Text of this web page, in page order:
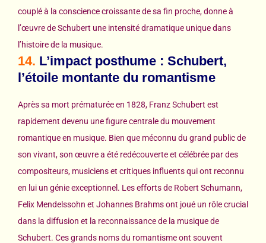
couplé à la conscience croissante de sa fin proche, donne à
l’œuvre de Schubert une intensité dramatique unique dans
l’histoire de la musique.
14. L’impact posthume : Schubert,
l’étoile montante du romantisme
Après sa mort prématurée en 1828, Franz Schubert est
rapidement devenu une figure centrale du mouvement
romantique en musique. Bien que méconnu du grand public de
son vivant, son œuvre a été redécouverte et célébrée par des
compositeurs, musiciens et critiques influents qui ont reconnu
en lui un génie exceptionnel. Les efforts de Robert Schumann,
Felix Mendelssohn et Johannes Brahms ont joué un rôle crucial
dans la diffusion et la reconnaissance de la musique de
Schubert. Ces grands noms du romantisme ont souvent